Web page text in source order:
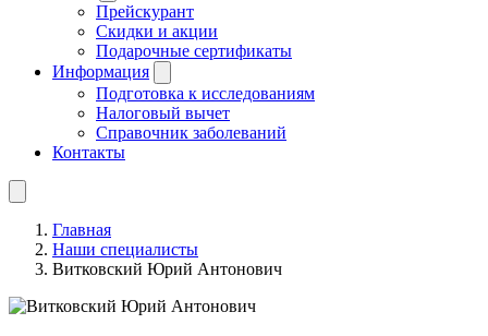
Прейскурант
Скидки и акции
Подарочные сертификаты
Информация
Подготовка к исследованиям
Налоговый вычет
Справочник заболеваний
Контакты
Главная
Наши специалисты
Витковский Юрий Антонович